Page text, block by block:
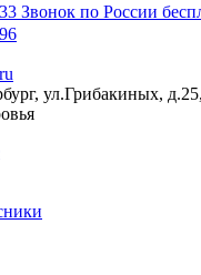
Звонок по России
ул.Грибакиных,